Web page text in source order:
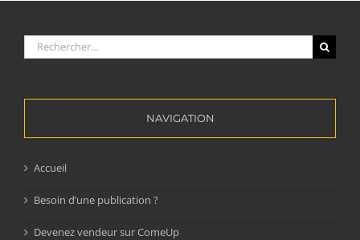
Rechercher:
NAVIGATION
Accueil
Besoin d’une publication ?
Devenez vendeur sur ComeUp